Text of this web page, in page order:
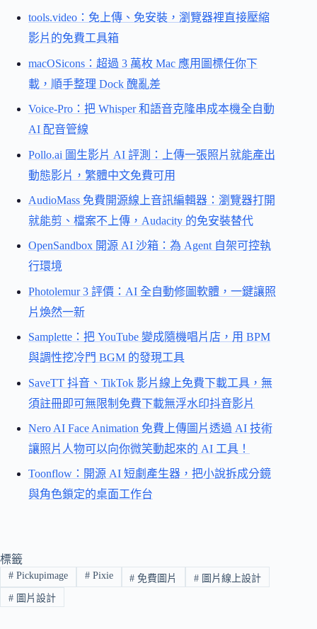
tools.video：免上傳、免安裝，瀏覽器裡直接壓縮
影片的免費工具箱
macOSicons：超過 3 萬枚 Mac 應用圖標任你下
載，順手整理 Dock 醜亂差
Voice-Pro：把 Whisper 和語音克隆串成本機全自動
AI 配音管線
Pollo.ai 圖生影片 AI 評測：上傳一張照片就能產出
動態影片，繁體中文免費可用
AudioMass 免費開源線上音訊編輯器：瀏覽器打開
就能剪、檔案不上傳，Audacity 的免安裝替代
OpenSandbox 開源 AI 沙箱：為 Agent 自架可控執
行環境
Photolemur 3 評價：AI 全自動修圖軟體，一鍵讓照
片煥然一新
Samplette：把 YouTube 變成隨機唱片店，用 BPM
與調性挖冷門 BGM 的發現工具
SaveTT 抖音、TikTok 影片線上免費下載工具，無
須註冊即可無限制免費下載無浮水印抖音影片
Nero AI Face Animation 免費上傳圖片透過 AI 技術
讓照片人物可以向你微笑動起來的 AI 工具！
Toonflow：開源 AI 短劇產生器，把小說拆成分鏡
與角色鎖定的桌面工作台
標籤
#Pickupimage #Pixie # 免費圖片 # 圖片線上設計
#圖片設計